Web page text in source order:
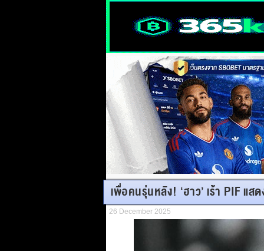
เพื่อคนรุ่นหลัง! ‘ฮาว’ เร้า PIF แส
26 December 2025